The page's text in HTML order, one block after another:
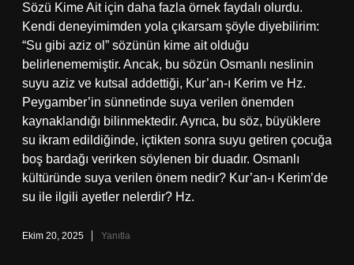
Sözü Kime Ait için daha fazla örnek faydalı olurdu.
Kendi deneyimimden yola çıkarsam şöyle diyebilirim:
“Su gibi aziz ol” sözünün kime ait olduğu
belirlenememiştir. Ancak, bu sözün Osmanlı neslinin
suyu aziz ve kutsal addettiği, Kur’an-ı Kerim ve Hz.
Peygamber’in sünnetinde suya verilen önemden
kaynaklandığı bilinmektedir. Ayrıca, bu söz, büyüklere
su ikram edildiğinde, içtikten sonra suyu getiren çocuğa
boş bardağı verirken söylenen bir duadır. Osmanlı
kültüründe suya verilen önem nedir? Kur’an-ı Kerim’de
su ile ilgili ayetler nelerdir? Hz.
Ekim 20, 2025 Yanıtla